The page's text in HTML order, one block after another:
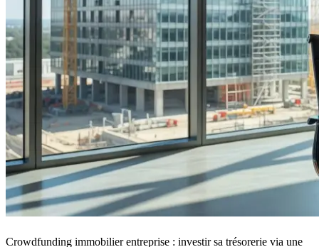
Crowdfunding immobilier entreprise : investir sa trésorerie via une